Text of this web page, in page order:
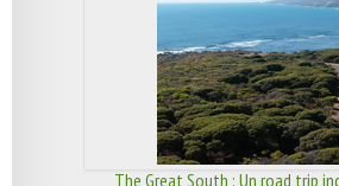
The Great South : Un road trip